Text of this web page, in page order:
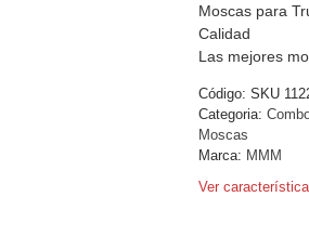
Moscas para
Calidad
Las mejores
Código: SKU
Categoria:
Moscas
Marca: MMM
Ver